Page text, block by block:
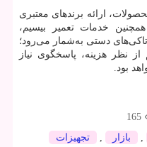
ارائه برندهای معتبری
همچنین خدمات تعمیر بیسیم،
تاکی‌های دستی به‌شمار می‌رود؛
نظر هزینه، پاسخگوی نیاز
بود.
165
, بازار , تجهیزات